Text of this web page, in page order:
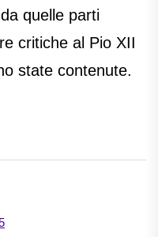
da quelle parti
critiche al Pio XII
state contenute.